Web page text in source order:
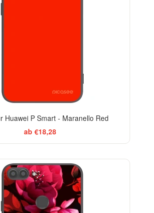
Huawei P Smart - Maranello Red
ab €18,28